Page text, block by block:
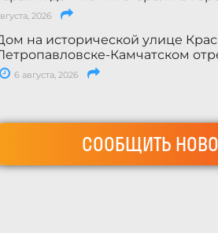
2026
на исторической улице
Камчатском
6 августа, 2026
СООБЩИТЬ